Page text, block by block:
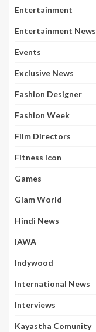
Entertainment
Entertainment News
Events
Exclusive News
Fashion Designer
Fashion Week
Film Directors
Fitness Icon
Games
Glam World
Hindi News
IAWA
Indywood
International News
Interviews
Kayastha Comunity